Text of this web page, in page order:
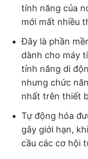
tính năng của
mới mất nhiều
Đây là phần
dành cho máy
tính năng di
nhưng chức
nhất trên thiết
Tự động hóa
gây giới hạn,
cầu các cơ hội